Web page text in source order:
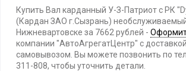
Купить Вал карданный У-З-Патриот с РК
(Кардан ЗАО г.Сызрань)
Нижневартовске за 7662 рублей -
компании "АвтоАгрегатЦентр" с
самовывозом. Вы можете позвонить по
311-808, чтобы уточнить детали.